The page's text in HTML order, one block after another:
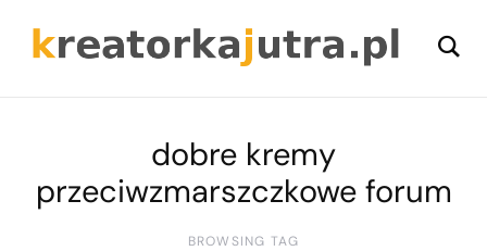
dobre kremy
przeciwzmarszczkowe forum
BROWSING TAG